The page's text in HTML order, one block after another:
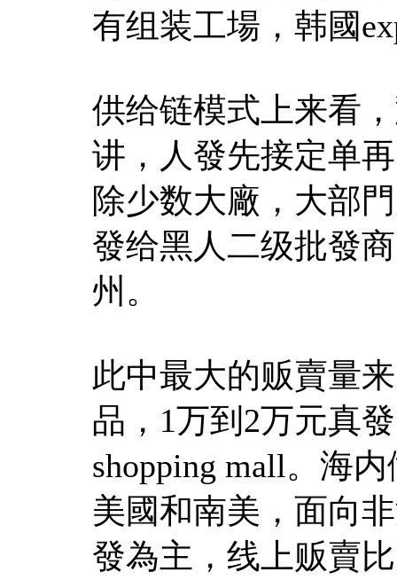
有组装工場，韩國
供给链模式上来看
讲，人發先接定单
除少数大廠，大部
發给黑人二级批發
州。
此中最大的贩賣量
品，1万到2万元真
shopping mall。海
美國和南美，面向
發為主，线上贩賣